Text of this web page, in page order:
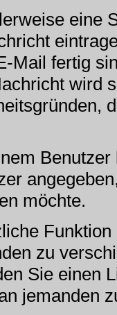
eine
Mail fertig
wird
möchte.
zu
Sie einen
jemanden